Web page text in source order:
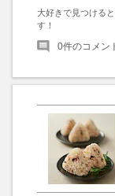
大好きで見つける
す！
0件のコメン